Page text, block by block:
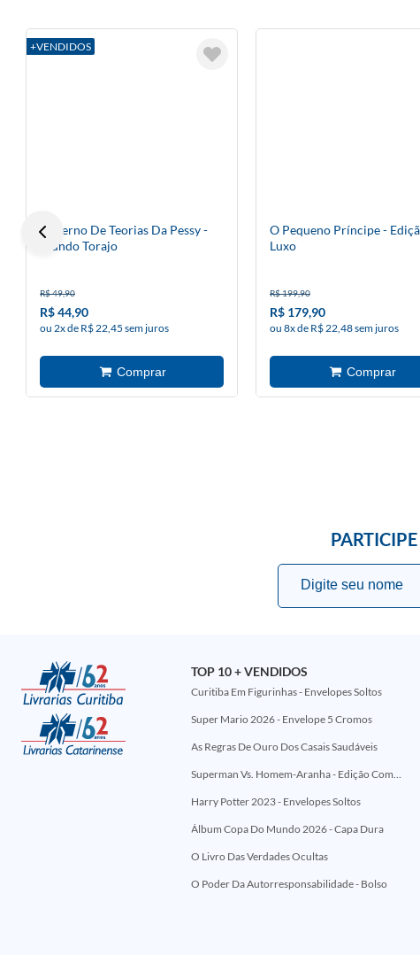
+VENDIDOS
Caderno De Teorias Da Pessy -
Mundo Torajo
R$ 49,90
R$ 44,90
ou 2x de R$ 22,45 sem juros
O Pequeno Príncipe -
Luxo
R$ 199,90
R$ 179,90
ou 8x de R$ 22,48 sem juros
TOP 10 + VENDIDOS
Curitiba Em Figurinhas - Envelopes Soltos
Super Mario 2026 - Envelope 5 Cromos
As Regras De Ouro Dos Casais Saudáveis
Superman Vs. Homem-Aranha - Edição Comemorativa 50 Anos (Encontros Clássicos Dc E Marvel)
Harry Potter 2023 - Envelopes Soltos
Álbum Copa Do Mundo 2026 - Capa Dura
O Livro Das Verdades Ocultas
O Poder Da Autorresponsabilidade - Bolso